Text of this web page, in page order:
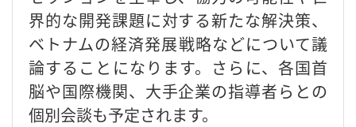
界的な開発課題に対する新たな解決策、
ベトナムの経済発展戦略などについて議
論することになります。さらに、各国首
脳や国際機関、大手企業の指導者らとの
個別会談も予定されます。